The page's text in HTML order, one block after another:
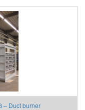
– Duct burner